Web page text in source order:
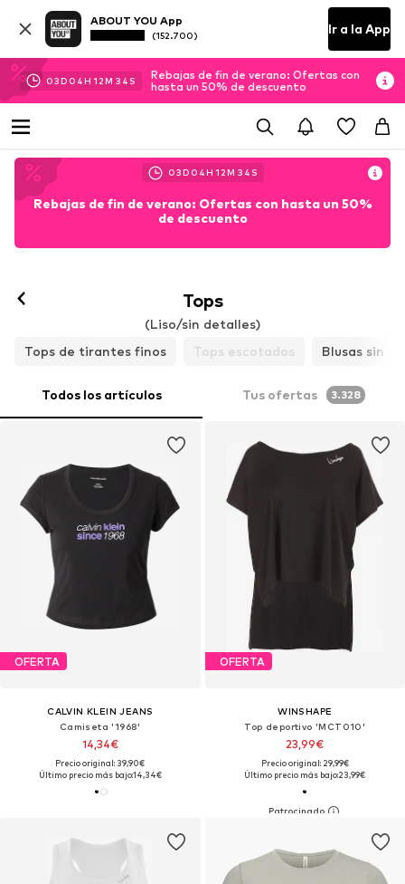
ABOUT YOU App
(152.700) Ir a la App
03D 04H 12M 31 S
Rebajas de fin de verano: Ofertas con
hasta un 50% de descuento
03D 04H 12M 31 S
Rebajas de fin de verano: Ofertas con hasta un 50%
de descuento
Tops
(Liso/sin detalles)
Tops de tirantes finos
Tops escotados Blusas sin
Todos los artículos Tus ofertas 3.328
OFERTA
CALVIN KLEIN JEANS
Camiseta '1968'
14,34€
Precio original: 39,90€
Último precio más bajo:14,34€
OFERTA
WINSHAPE
Top deportivo 'MCT010'
23,99€
Precio original: 29,99€
Último precio más bajo:23,99€